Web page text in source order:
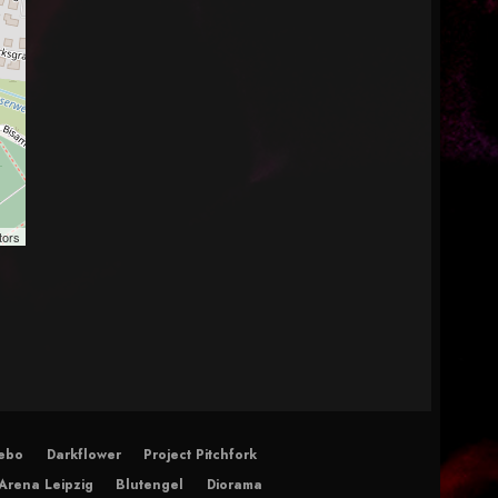
Darkflower
Project Pitchfork
Leipzig
Blutengel Diorama